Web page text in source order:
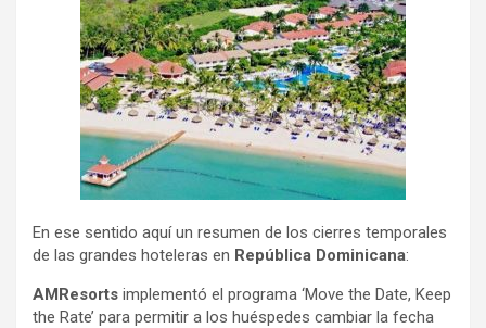
En ese sentido aquí un resumen de los cierres temporales
de las grandes hoteleras en República Dominicana:
AMResorts implementó el programa ‘Move the Date, Keep
the Rate’ para permitir a los huéspedes cambiar la fecha